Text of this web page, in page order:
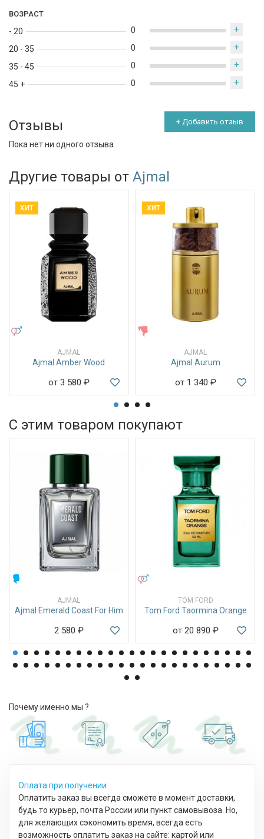
ВОЗРАСТ
- 20
20 - 35
35 - 45
45 +
0 +
0 +
0 +
0 +
Отзывы + Добавить отзыв
Пока нет ни одного отзыва
Другие товары от Ajmal
ХИТ
AJMAL
Ajmal Amber Wood
от 3 580 ₽
ХИТ
AJMAL
Ajmal Aurum
от 1 340 ₽
С этим товаром покупают
AJMAL
Ajmal Emerald Coast For Him
2 580 ₽
TOM FORD
Tom Ford Taormina Orange
от 20 890 ₽
Почему именно мы ?
Оплата при получении
Оплатить заказ вы всегда сможете в момент доставки,
будь то курьер, почта России или пункт самовывоза. Но,
для желающих сэкономить время, всегда есть
возможность оплатить заказ на сайте: картой или